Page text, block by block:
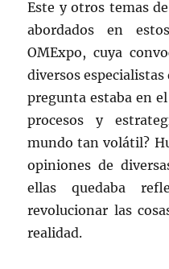
Este y otros temas
abordados en
OMExpo, cuya
diversos
pregunta estaba en
procesos y
mundo tan volátil?
opiniones de
ellas quedaba
revolucionar las
realidad.